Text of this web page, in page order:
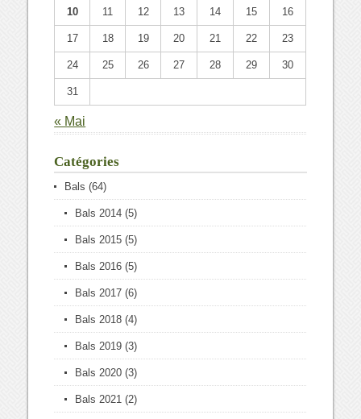
10 11 12 13 14 15 16
17 18 19 20 21 22 23
24 25 26 27 28 29 30
31
« Mai
Catégories
Bals (64)
Bals 2014 (5)
Bals 2015 (5)
Bals 2016 (5)
Bals 2017 (6)
Bals 2018 (4)
Bals 2019 (3)
Bals 2020 (3)
Bals 2021 (2)